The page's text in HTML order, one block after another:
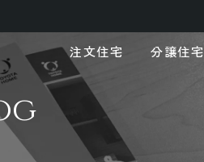
注文住宅 分譲住宅